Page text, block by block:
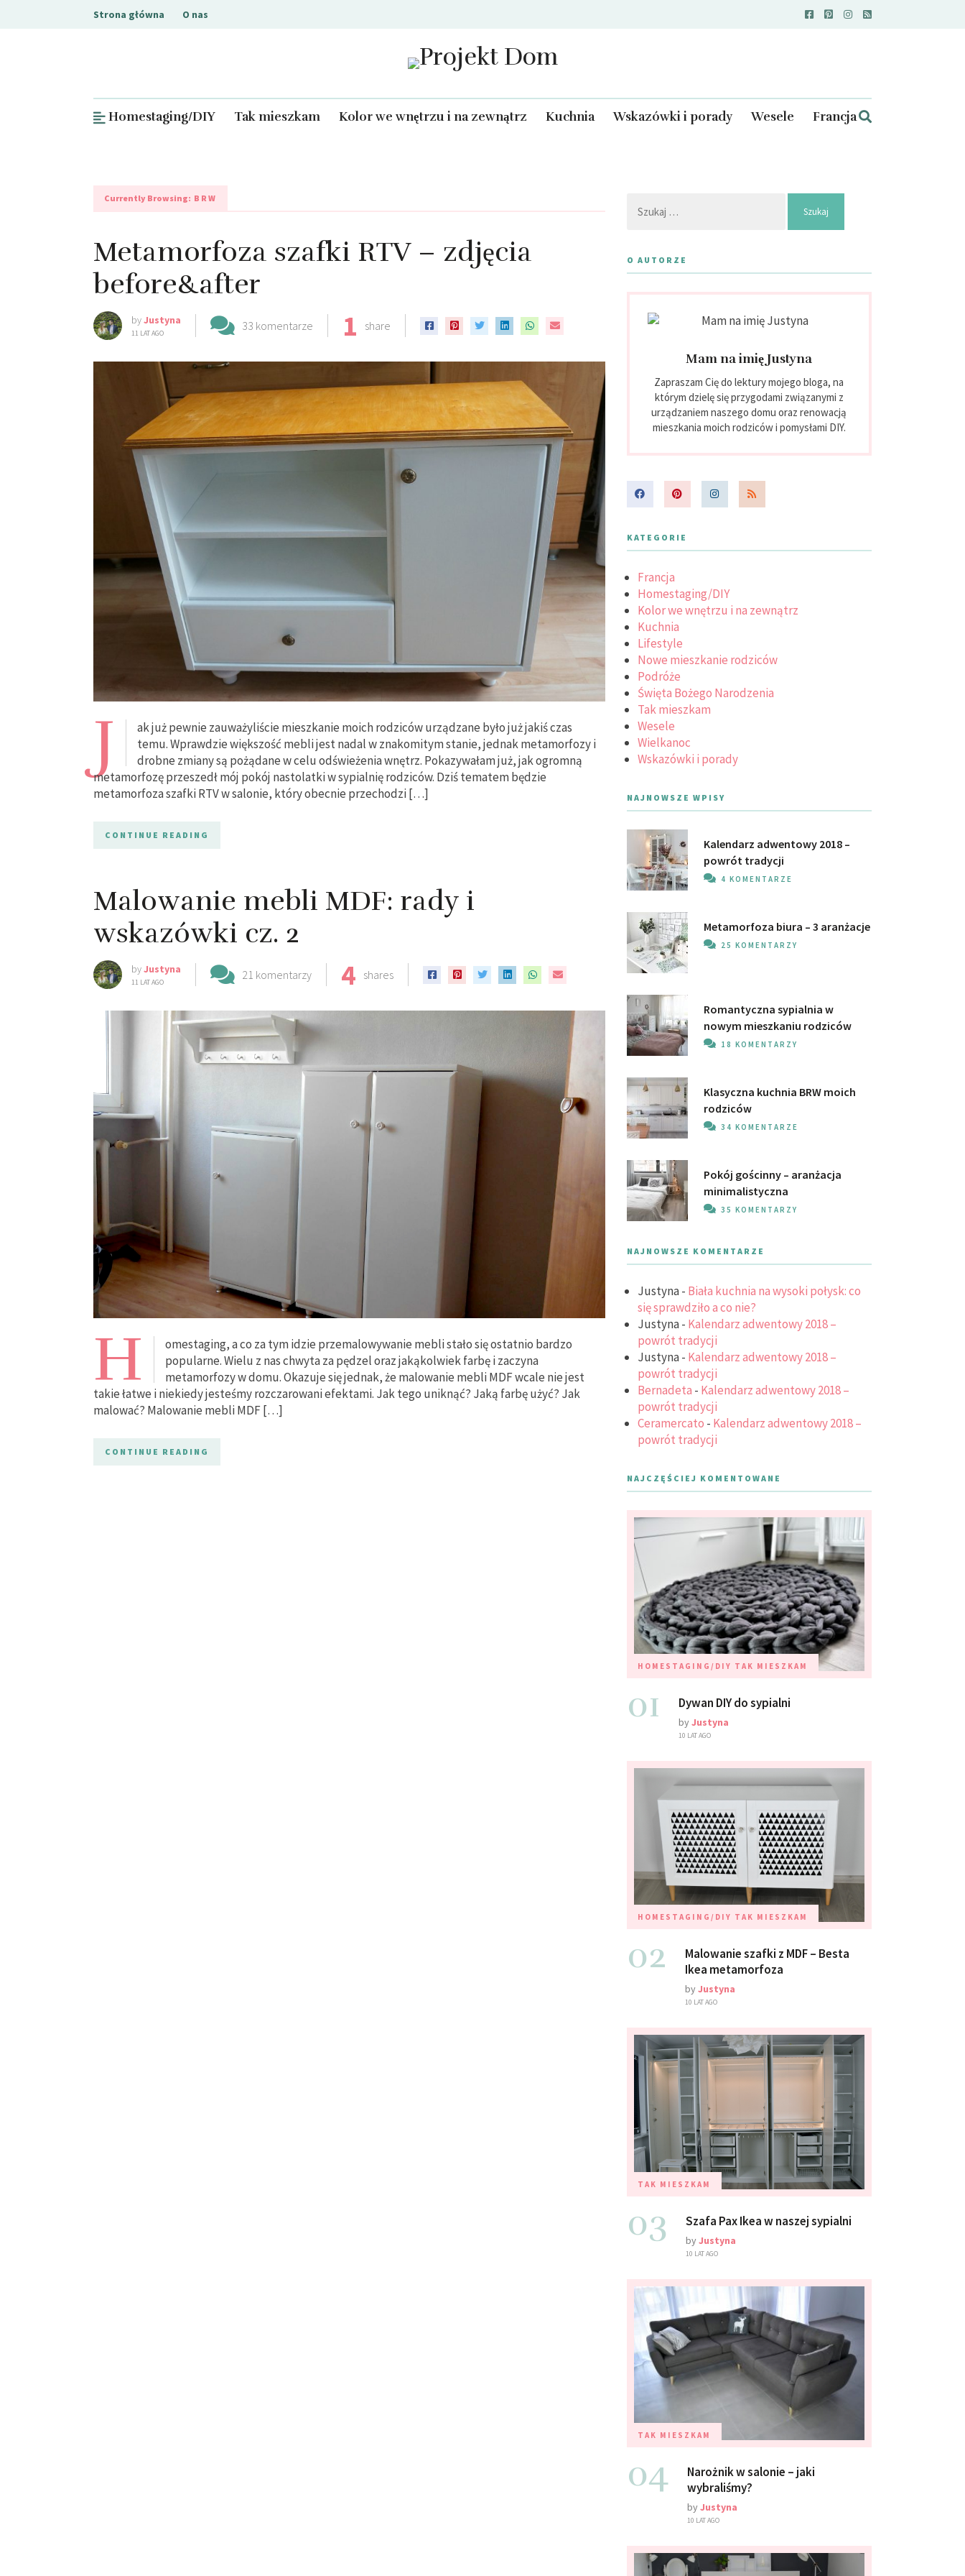
Strona główna O nas
Projekt Dom
Homestaging/DIY Tak mieszkam Kolor we wnętrzu i na zewnątrz Kuchnia Wskazówki i porady Wesele Francja
Currently Browsing: BRW
Metamorfoza szafki RTV – zdjęcia
before&after
byJustyna
11 LAT AGO
33 komentarze 1 share
J
ak już pewnie zauważyliście mieszkanie moich rodziców urządzane było już jakiś czas
temu. Wprawdzie większość mebli jest nadal w znakomitym stanie, jednak metamorfozy i
drobne zmiany są pożądane w celu odświeżenia wnętrz. Pokazywałam już, jak ogromną
metamorfozę przeszedł mój pokój nastolatki w sypialnię rodziców. Dziś tematem będzie
metamorfoza szafki RTV w salonie, który obecnie przechodzi […]
CONTINUE READING
Malowanie mebli MDF: rady i
wskazówki cz. 2
byJustyna
11 LAT AGO
21 komentarzy 4 shares
H
omestaging, a co za tym idzie przemalowywanie mebli stało się ostatnio bardzo
popularne. Wielu z nas chwyta za pędzel oraz jakąkolwiek farbę i zaczyna
metamorfozy w domu. Okazuje się jednak, że malowanie mebli MDF wcale nie jest
takie łatwe i niekiedy jesteśmy rozczarowani efektami. Jak tego uniknąć? Jaką farbę użyć? Jak
malować? Malowanie mebli MDF […]
CONTINUE READING
O AUTORZE
Mam na imię Justyna
Zapraszam Cię do lektury mojego bloga, na
którym dzielę się przygodami związanymi z
urządzaniem naszego domu oraz renowacją
mieszkania moich rodziców i pomysłami DIY.
KATEGORIE
Francja
Homestaging/DIY
Kolor we wnętrzu i na zewnątrz
Kuchnia
Lifestyle
Nowe mieszkanie rodziców
Podróże
Święta Bożego Narodzenia
Tak mieszkam
Wesele
Wielkanoc
Wskazówki i porady
NAJNOWSZE WPISY
Kalendarz adwentowy 2018 –
powrót tradycji
4 KOMENTARZE
Metamorfoza biura – 3 aranżacje
25 KOMENTARZY
Romantyczna sypialnia w
nowym mieszkaniu rodziców
18 KOMENTARZY
Klasyczna kuchnia BRW moich
rodziców
34 KOMENTARZE
Pokój gościnny – aranżacja
minimalistyczna
35 KOMENTARZY
NAJNOWSZE KOMENTARZE
Justyna- Biała kuchnia na wysoki połysk: co
się sprawdziło a co nie?
Justyna- Kalendarz adwentowy 2018 –
powrót tradycji
Justyna- Kalendarz adwentowy 2018 –
powrót tradycji
Bernadeta - Kalendarz adwentowy 2018 –
powrót tradycji
Ceramercato - Kalendarz adwentowy 2018 –
powrót tradycji
NAJCZĘŚCIEJ KOMENTOWANE
HOMESTAGING/DIY TAK MIESZKAM
01 Dywan DIY do sypialni
byJustyna
10 LAT AGO
HOMESTAGING/DIY TAK MIESZKAM
02
Malowanie szafki z MDF – Besta
Ikea metamorfoza
byJustyna
10 LAT AGO
TAK MIESZKAM
03 Szafa Pax Ikea w naszej sypialni
byJustyna
10 LAT AGO
TAK MIESZKAM
04
Narożnik w salonie – jaki
wybraliśmy?
byJustyna
10 LAT AGO